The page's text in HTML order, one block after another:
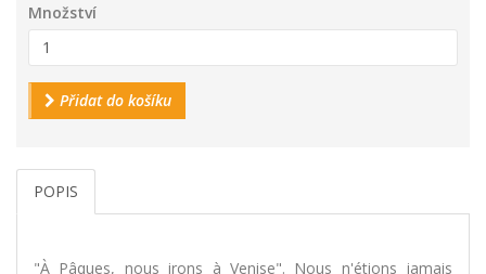
Množství
Přidat do košíku
POPIS
"À Pâques, nous irons à Venise". Nous n'étions jamais